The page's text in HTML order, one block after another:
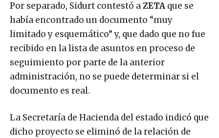
Por separado, Sidurt contestó aZETA que se
había encontrado un documento “muy
limitado y esquemático” y, que dado que no fue
recibido en la lista de asuntos en proceso de
seguimiento por parte de la anterior
administración, no se puede determinar si el
documento es real.
La Secretaría de Hacienda del estado indicó que
dicho proyecto se eliminó de la relación de